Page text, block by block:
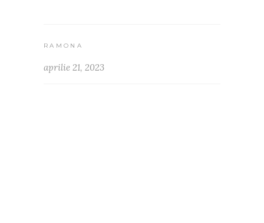
RAMONA
aprilie 21, 2023